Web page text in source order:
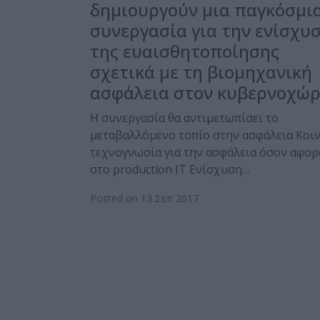
δημιουργούν μια
συνεργασία για την
της ευαισθητοποίησης
σχετικά με τη βιομηχανική
ασφάλεια στον
Η συνεργασία θα αντιμετωπίσει το
μεταβαλλόμενο τοπίο στην ασφάλεια
τεχνογνωσία για την ασφάλεια όσον
στο production IT Ενίσχυση…
Posted on 13 Σεπ 2017